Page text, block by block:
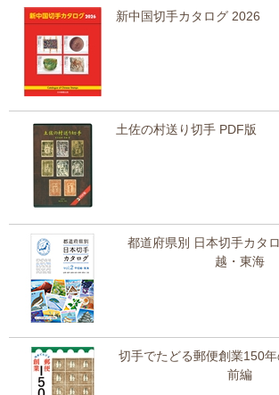
新中国切手カタログ 2026
土佐の村送り切手 PDF版
都道府県別 日本切手カタ
越・東海
切手でたどる郵便創業150
前編